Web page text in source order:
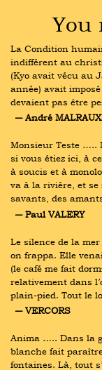
You
La Condition
indifférent au
(Kyo avait vécu au
année) avait
devaient pas être
― André MALRAUX
Monsieur Teste …..
si vous étiez ici, à
à soucis et à
va à la rivière, et
savants, des
― Paul VALERY
Le silence de la
on frappa. Elle
(le café me fait
relativement dans
plain-pied. Tout le
― VERCORS
Anima ….. Dans la
blanche fait
fontaines. Là, tout